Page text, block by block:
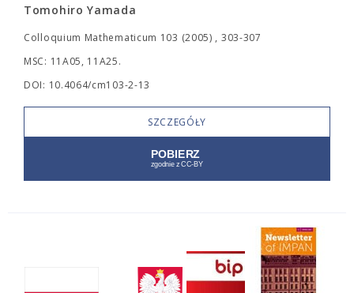
Tomohiro Yamada
Colloquium Mathematicum 103 (2005) , 303-307
MSC: 11A05, 11A25.
DOI: 10.4064/cm103-2-13
SZCZEGÓŁY